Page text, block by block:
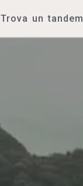
Trova un tandem